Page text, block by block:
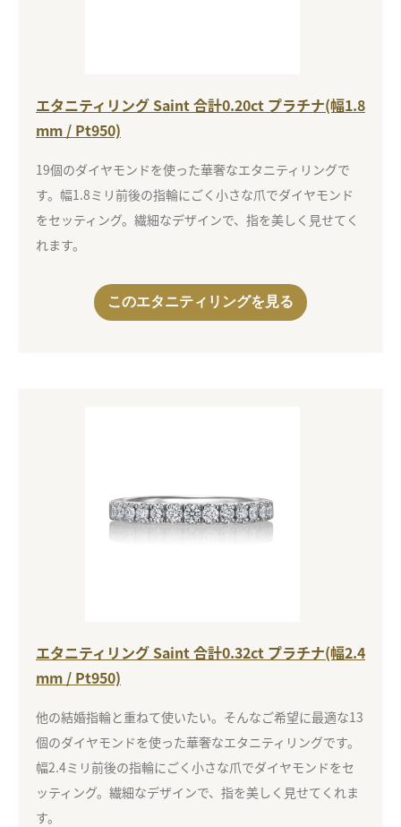
エタニティリング Saint 合計0.20ct プラチナ(幅1.8
mm / Pt950)
19個のダイヤモンドを使った華奢なエタニティリングで
す。幅1.8ミリ前後の指輪にごく小さな爪でダイヤモンド
をセッティング。繊細なデザインで、指を美しく見せてく
れます。
このエタニティリングを見る
エタニティリング Saint 合計0.32ct プラチナ(幅2.4
mm / Pt950)
他の結婚指輪と重ねて使いたい。そんなご希望に最適な13
個のダイヤモンドを使った華奢なエタニティリングです。
幅2.4ミリ前後の指輪にごく小さな爪でダイヤモンドをセ
ッティング。繊細なデザインで、指を美しく見せてくれま
す。